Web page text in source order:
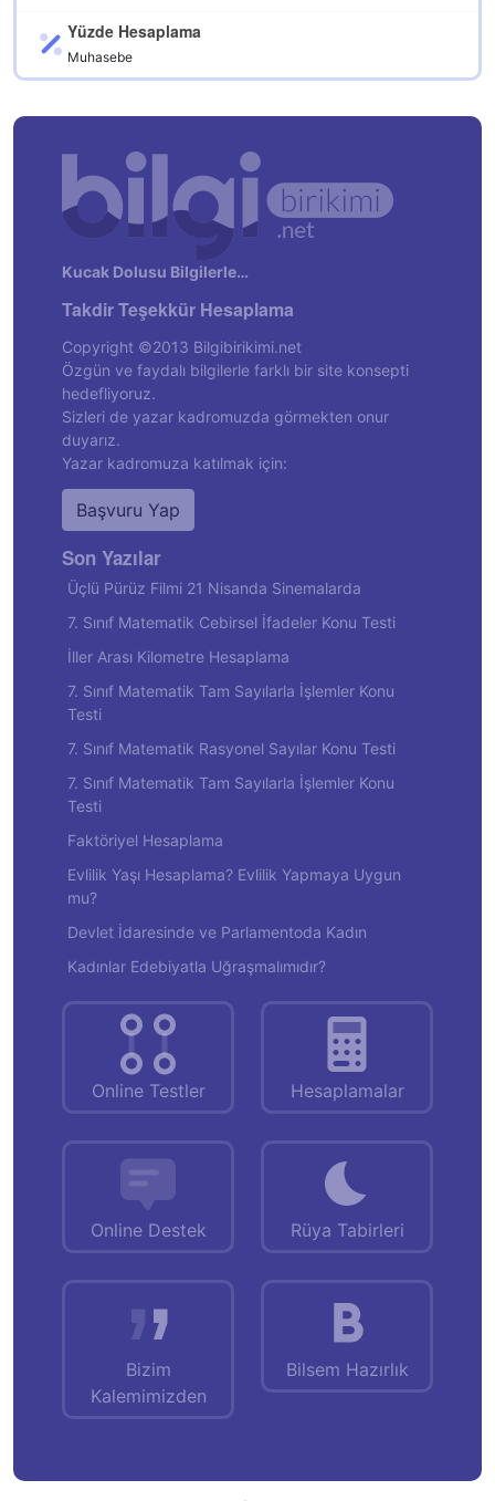
Yüzde Hesaplama
Muhasebe
Kucak Dolusu Bilgilerle…
Takdir Teşekkür Hesaplama
Copyright ©2013 Bilgibirikimi.net
Özgün ve faydalı bilgilerle farklı bir site konsepti
hedefliyoruz.
Sizleri de yazar kadromuzda görmekten onur
duyarız.
Yazar kadromuza katılmak için:
Başvuru Yap
Son Yazılar
Üçlü Pürüz Filmi 21 Nisanda Sinemalarda
7. Sınıf Matematik Cebirsel İfadeler Konu Testi
İller Arası Kilometre Hesaplama
7. Sınıf Matematik Tam Sayılarla İşlemler Konu
Testi
7. Sınıf Matematik Rasyonel Sayılar Konu Testi
7. Sınıf Matematik Tam Sayılarla İşlemler Konu
Testi
Faktöriyel Hesaplama
Evlilik Yaşı Hesaplama? Evlilik Yapmaya Uygun
mu?
Devlet İdaresinde ve Parlamentoda Kadın
Kadınlar Edebiyatla Uğraşmalımıdır?
Online Testler Hesaplamalar
Online Destek Rüya Tabirleri
Bizim
Kalemimizden
Bilsem Hazırlık